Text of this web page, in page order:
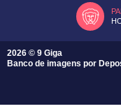
2026 © 9 Giga
Banco de imagens por